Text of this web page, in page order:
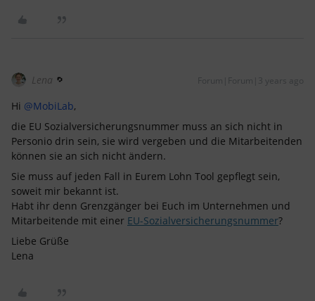
Lena Forum|Forum|3 years ago
Hi @MobiLab,
die EU Sozialversicherungsnummer muss an sich nicht in
Personio drin sein, sie wird vergeben und die Mitarbeitenden
können sie an sich nicht ändern.
Sie muss auf jeden Fall in Eurem Lohn Tool gepflegt sein,
soweit mir bekannt ist.
Habt ihr denn Grenzgänger bei Euch im Unternehmen und
Mitarbeitende mit einer EU-Sozialversicherungsnummer?
Liebe Grüße
Lena